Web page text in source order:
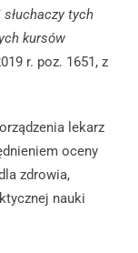
tych
kursów
r. poz. 1651, z
lekarz
oceny
zdrowia,
nauki